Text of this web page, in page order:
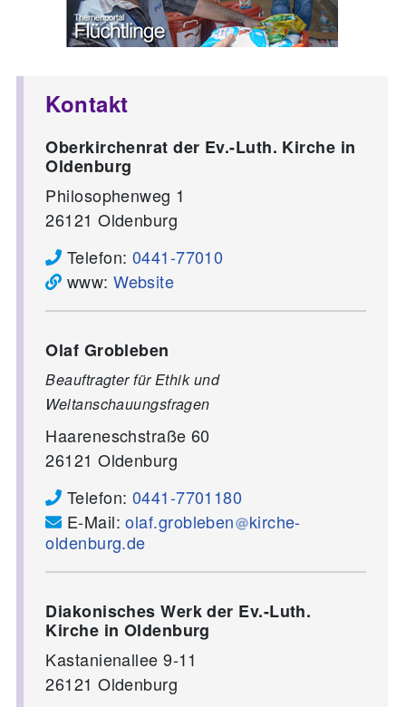
Kontakt
Oberkirchenrat der Ev.-Luth. Kirche in
Oldenburg
Philosophenweg 1
26121 Oldenburg
Telefon: 0441-77010
www:Website
Olaf Grobleben
Beauftragter für Ethik und
Weltanschauungsfragen
Haareneschstraße 60
26121 Oldenburg
Telefon: 0441-7701180
E-Mail:olaf.grobleben
kirche-
oldenburg.de
Diakonisches Werk der Ev.-Luth.
Kirche in Oldenburg
Kastanienallee 9-11
26121 Oldenburg